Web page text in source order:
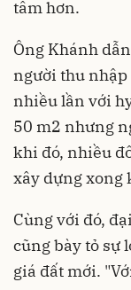
tâm hơn.
Ông Khánh
người thu
nhiều lần với
50 m2 nhưng
khi đó, nhiều
xây dựng xong
Cùng với đó,
cũng bày tỏ sự
giá đất mới.